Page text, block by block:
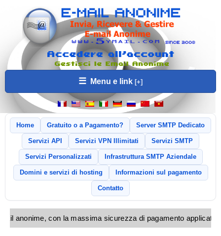
☰ Menu e link
Home Gratuito o a Pagamento? Server SMTP Dedicato
Servizi API Servizi VPN Illimitati Servizi SMTP
Servizi Personalizzati Infrastruttura SMTP Aziendale
Domini e servizi di hosting Informazioni sul pagamento
Contatto
anonime, con la massima sicurezza di pagamento applicata